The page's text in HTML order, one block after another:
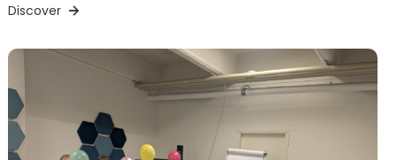
Discover